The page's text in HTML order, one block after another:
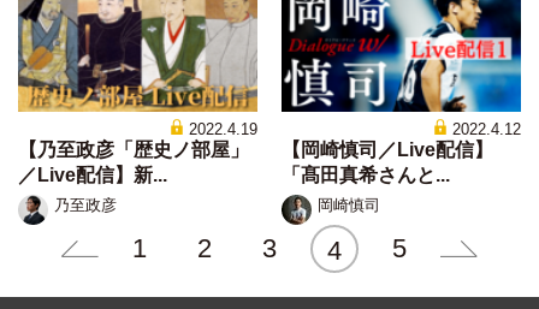
2022.4.19
【乃至政彦「歴史ノ部屋」
／Live配信】新...
乃至政彦
2022.4.12
【岡崎慎司／Live配信】
「髙田真希さんと...
岡崎慎司
1 2 3 4 5